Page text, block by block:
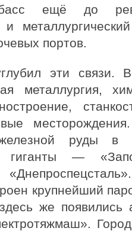
ещё до
и
портов.
эти связи.
металлургия,
руды в
гиганты —
крупнейший
же появились